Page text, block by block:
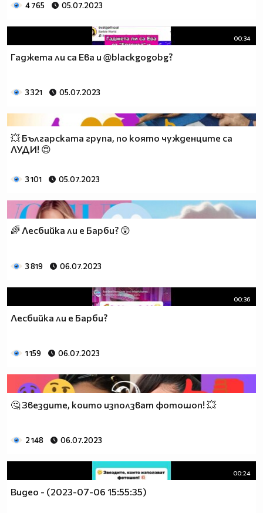
4 765 05.07.2023
00:34
Гаджета ли са Ева и @blackgogobg?
3 321 05.07.2023
💥 Българската група, по която чужденците са
ЛУДИ! 😍
3 101 05.07.2023
🌈 Лесбийка ли е Барби? 😲
3 819 06.07.2023
00:36
Лесбийка ли е Барби?
1 159 06.07.2023
🤔 Звездите, които използват фотошоп! 💥
2 148 06.07.2023
00:24
Видео - (2023-07-06 15:55:35)